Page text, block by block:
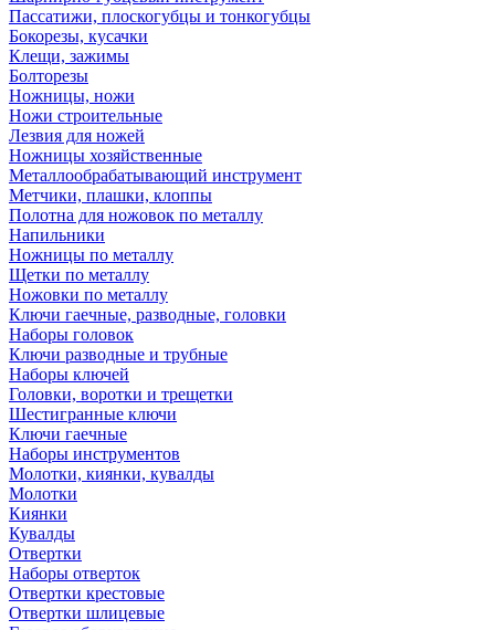
Пассатижи, плоскогубцы и тонкогубцы
Бокорезы, кусачки
Клещи, зажимы
Болторезы
Ножницы, ножи
Ножи строительные
Лезвия для ножей
Ножницы хозяйственные
Металлообрабатывающий инструмент
Метчики, плашки, клоппы
Полотна для ножовок по металлу
Напильники
Ножницы по металлу
Щетки по металлу
Ножовки по металлу
Ключи гаечные, разводные, головки
Наборы головок
Ключи разводные и трубные
Наборы ключей
Головки, воротки и трещетки
Шестигранные ключи
Ключи гаечные
Наборы инструментов
Молотки, киянки, кувалды
Молотки
Киянки
Кувалды
Отвертки
Наборы отверток
Отвертки крестовые
Отвертки шлицевые